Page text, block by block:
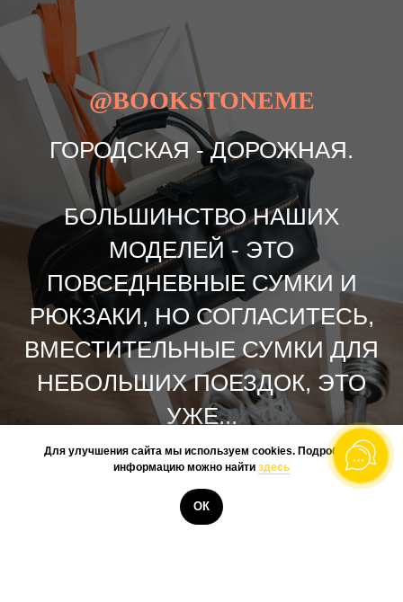
КУПИТЬ
@BOOKSTONEME
ГОРОДСКАЯ - ДОРОЖНАЯ.
БОЛЬШИНСТВО НАШИХ
МОДЕЛЕЙ - ЭТО
ПОВСЕДНЕВНЫЕ СУМКИ И
РЮКЗАКИ, НО СОГЛАСИТЕСЬ,
ВМЕСТИТЕЛЬНЫЕ СУМКИ ДЛЯ
НЕБОЛЬШИХ ПОЕЗДОК, ЭТО
УЖЕ...
Для улучшения сайта мы используем cookies. Подробную
информацию можно найти здесь
ОК